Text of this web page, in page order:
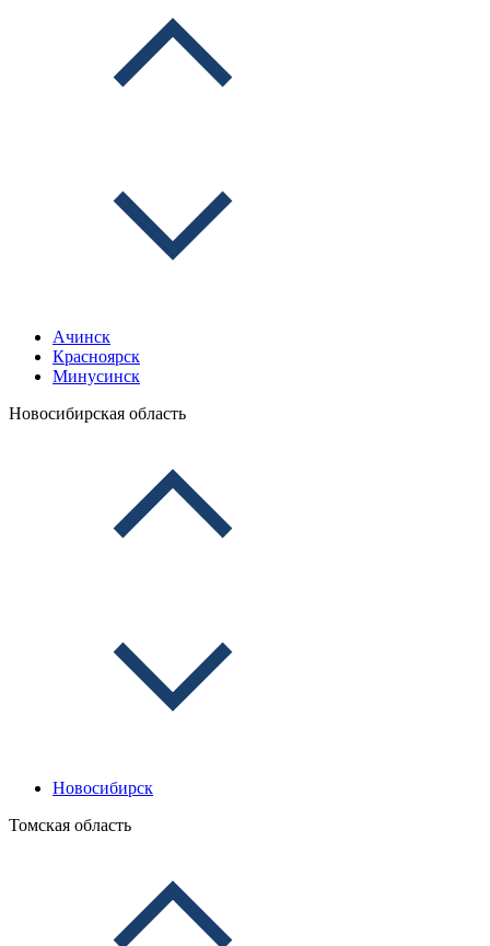
Ачинск
Красноярск
Минусинск
Новосибирская область
Новосибирск
Томская область